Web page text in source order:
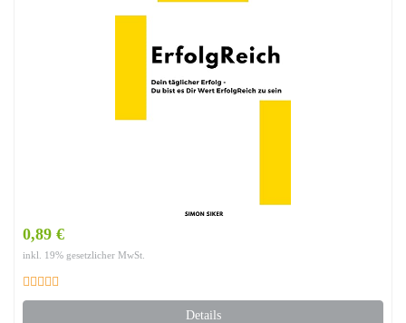
0,89 €
inkl. 19% gesetzlicher MwSt.
Details